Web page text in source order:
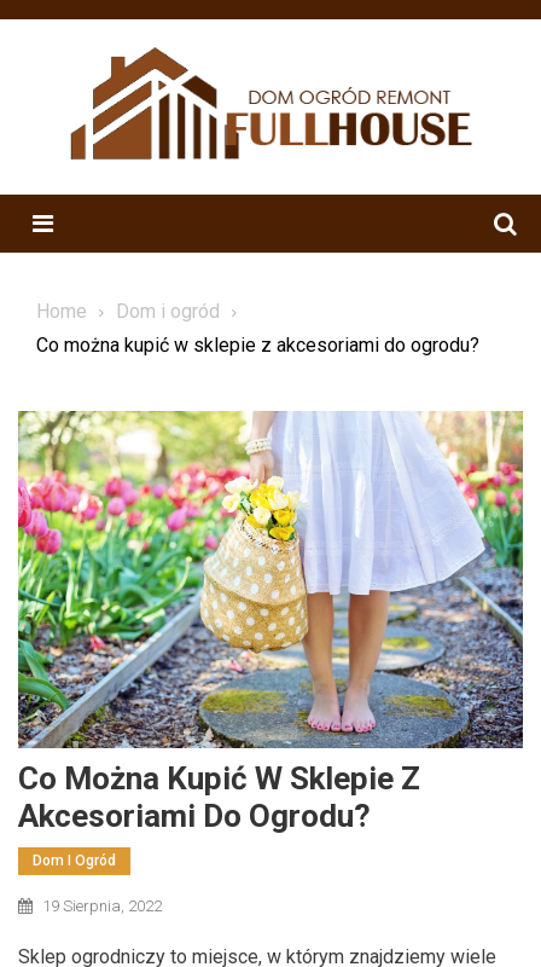
Skip
Menu
Home
Dom i ogród
Co można kupić w sklepie z akcesoriami do ogrodu?
Co Można Kupić W Sklepie Z
Akcesoriami Do Ogrodu?
Dom I Ogród
19 Sierpnia, 2022
Sklep ogrodniczy to miejsce, w którym znajdziemy wiele